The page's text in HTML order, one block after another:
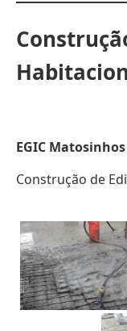
EGIC Matosinhos
Construção de